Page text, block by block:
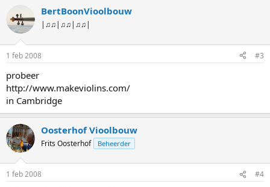
BertBoonVioolbouw
|♫♫|♫♫|♫♫|
1 feb 2008 #3
probeer
http://www.makeviolins.com/
in Cambridge
Oosterhof Vioolbouw
Frits Oosterhof Beheerder
1 feb 2008 #4